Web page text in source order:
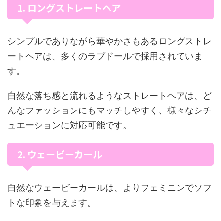
1. ロングストレートヘア
シンプルでありながら華やかさもあるロングストレ
ートヘアは、多くのラブドールで採用されていま
す。
自然な落ち感と流れるようなストレートヘアは、ど
んなファッションにもマッチしやすく、様々なシチ
ュエーションに対応可能です。
2. ウェービーカール
自然なウェービーカールは、よりフェミニンでソフ
トな印象を与えます。